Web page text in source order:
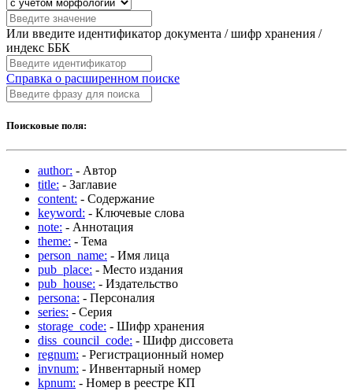
Или введите идентификатор документа / шифр хранения /
индекс ББК
Справка о расширенном поиске
Поисковые поля:
author: - Автор
title: - Заглавие
content: - Содержание
keyword: - Ключевые слова
note: - Аннотация
theme: - Тема
person_name: - Имя лица
pub_place: - Место издания
pub_house: - Издательство
persona: - Персоналия
series: - Серия
storage_code: - Шифр хранения
diss_council_code: - Шифр диссовета
regnum: - Регистрационный номер
invnum: - Инвентарный номер
kpnum: - Номер в реестре КП